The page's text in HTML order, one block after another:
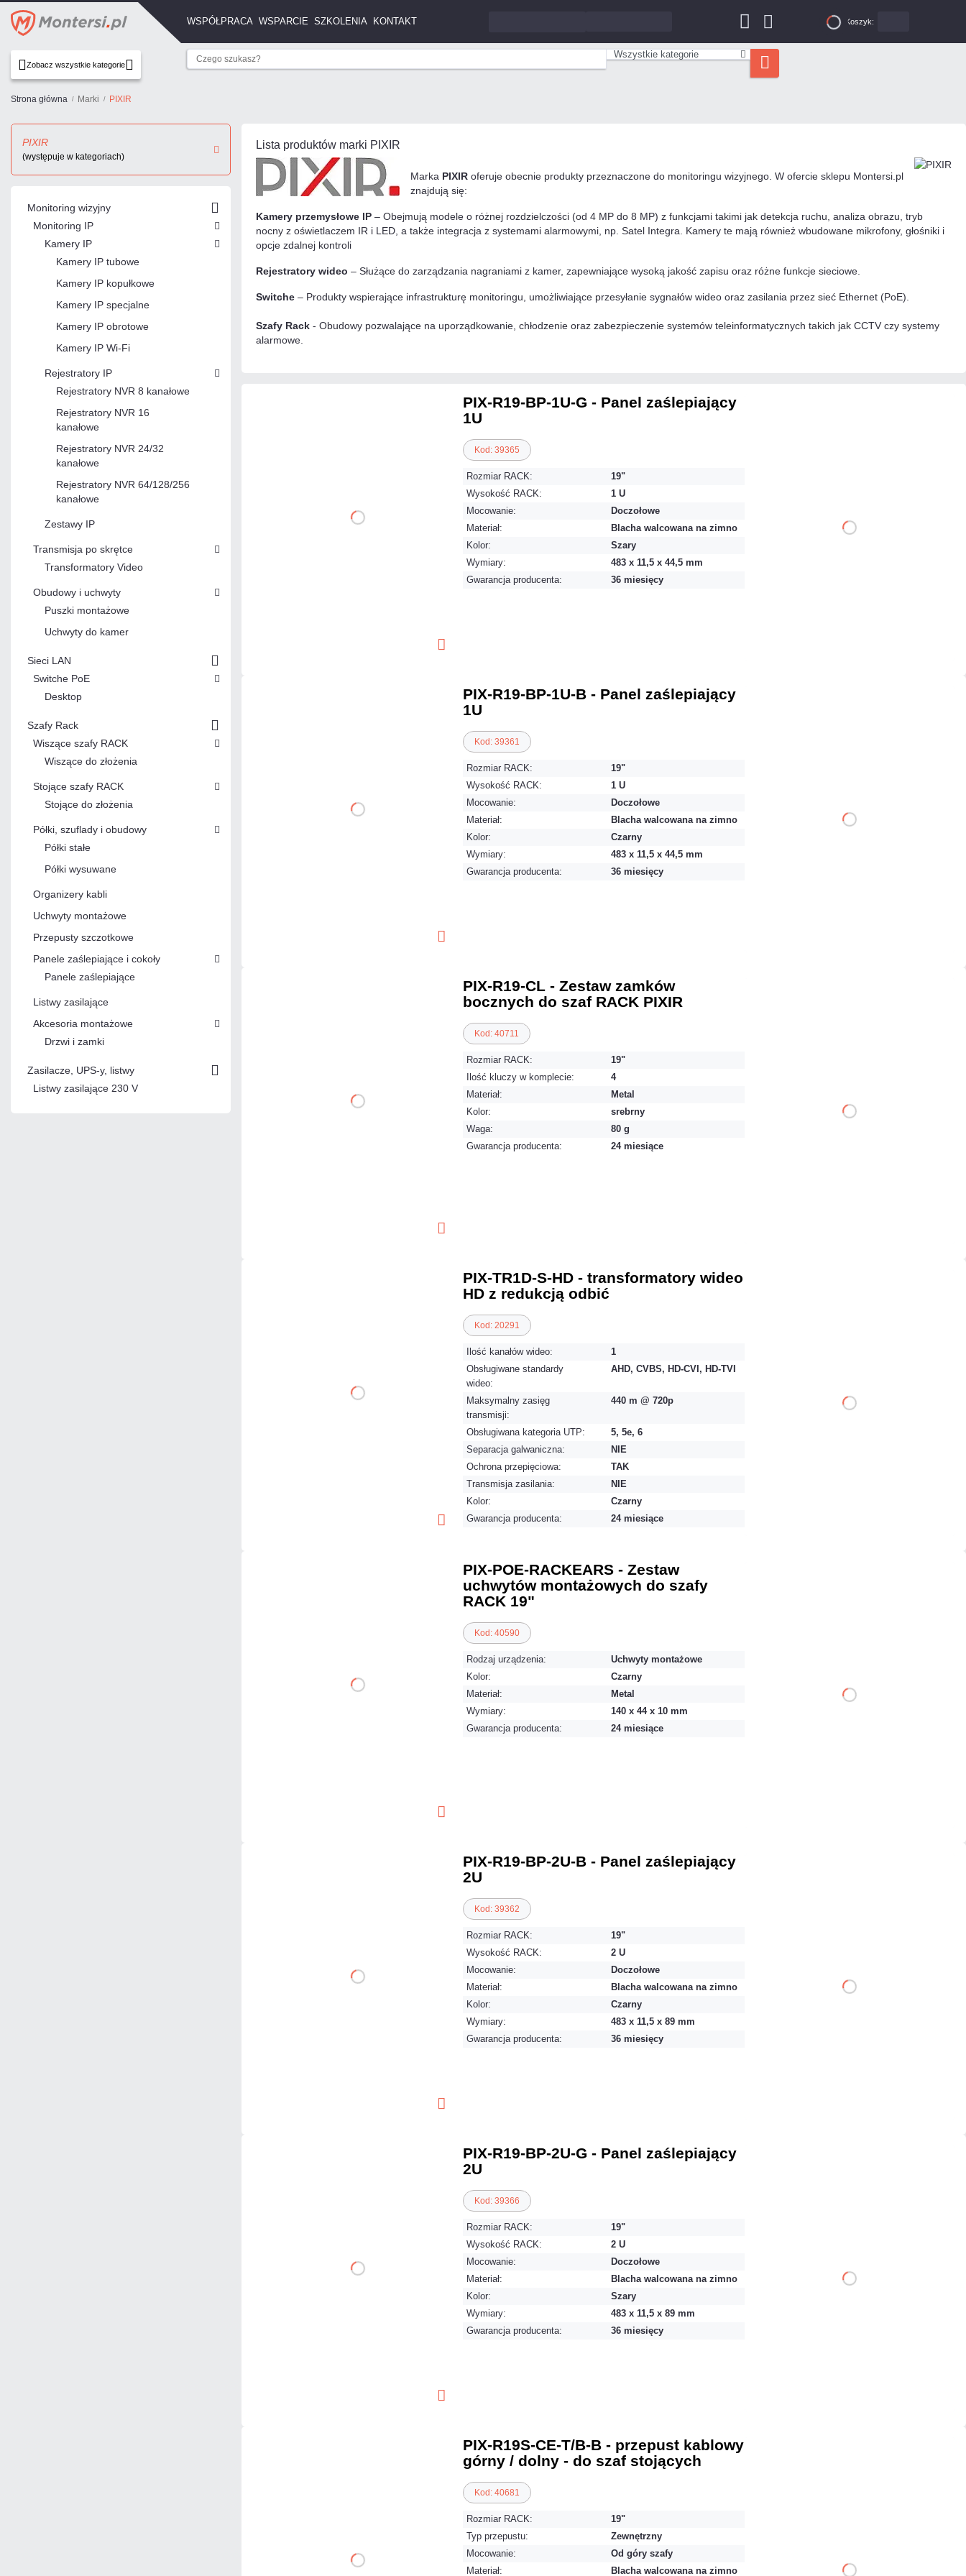
WSPÓŁPRACA WSPARCIE SZKOLENIA KONTAKT 0 Koszyk:
Zobacz wszystkie kategorie
Wszystkie kategorie
Strona główna Marki PIXIR
PIXIR
(występuje w kategoriach)
Monitoring wizyjny
Monitoring IP
Kamery IP
Kamery IP tubowe
Kamery IP kopułkowe
Kamery IP specjalne
Kamery IP obrotowe
Kamery IP Wi-Fi
Rejestratory IP
Rejestratory NVR 8 kanałowe
Rejestratory NVR 16
kanałowe
Rejestratory NVR 24/32
kanałowe
Rejestratory NVR 64/128/256
kanałowe
Zestawy IP
Transmisja po skrętce
Transformatory Video
Obudowy i uchwyty
Puszki montażowe
Uchwyty do kamer
Sieci LAN
Switche PoE
Desktop
Szafy Rack
Wiszące szafy RACK
Wiszące do złożenia
Stojące szafy RACK
Stojące do złożenia
Półki, szuflady i obudowy
Półki stałe
Półki wysuwane
Organizery kabli
Uchwyty montażowe
Przepusty szczotkowe
Panele zaślepiające i cokoły
Panele zaślepiające
Listwy zasilające
Akcesoria montażowe
Drzwi i zamki
Zasilacze, UPS-y, listwy
Listwy zasilające 230 V
Lista produktów marki PIXIR
Marka PIXIR oferuje obecnie produkty przeznaczone do monitoringu wizyjnego. W ofercie sklepu Montersi.pl
znajdują się:
Kamery przemysłowe IP – Obejmują modele o różnej rozdzielczości (od 4 MP do 8 MP) z funkcjami takimi jak detekcja ruchu, analiza obrazu, tryb
nocny z oświetlaczem IR i LED, a także integracja z systemami alarmowymi, np. Satel Integra. Kamery te mają również wbudowane mikrofony, głośniki i
opcje zdalnej kontroli​
Rejestratory wideo – Służące do zarządzania nagraniami z kamer, zapewniające wysoką jakość zapisu oraz różne funkcje sieciowe.
Switche – Produkty wspierające infrastrukturę monitoringu, umożliwiające przesyłanie sygnałów wideo oraz zasilania przez sieć Ethernet (PoE).
Szafy Rack - Obudowy pozwalające na uporządkowanie, chłodzenie oraz zabezpieczenie systemów teleinformatycznych takich jak CCTV czy systemy
alarmowe.
PIX-R19-BP-1U-G - Panel zaślepiający
1U
Kod: 39365
Rozmiar RACK:
19"
Wysokość RACK:
1 U
Mocowanie:
Doczołowe
Materiał:
Blacha walcowana na zimno
Kolor:
Szary
Wymiary:
483 x 11,5 x 44,5 mm
Gwarancja producenta:
36 miesięcy
DO KOSZYKA
PIX-R19-BP-1U-B - Panel zaślepiający
1U
Kod: 39361
Rozmiar RACK:
19"
Wysokość RACK:
1 U
Mocowanie:
Doczołowe
Materiał:
Blacha walcowana na zimno
Kolor:
Czarny
Wymiary:
483 x 11,5 x 44,5 mm
Gwarancja producenta:
36 miesięcy
DO KOSZYKA
PIX-R19-CL - Zestaw zamków
bocznych do szaf RACK PIXIR
Kod: 40711
Rozmiar RACK:
19"
Ilość kluczy w komplecie:
4
Materiał:
Metal
Kolor:
srebrny
Waga:
80 g
Gwarancja producenta:
24 miesiące
DO KOSZYKA
PIX-TR1D-S-HD - transformatory wideo
HD z redukcją odbić
Kod: 20291
Ilość kanałów wideo:
1
Obsługiwane standardy
wideo:
AHD, CVBS, HD-CVI, HD-TVI
Maksymalny zasięg
transmisji:
440 m @ 720p
Obsługiwana kategoria UTP:
5, 5e, 6
Separacja galwaniczna:
NIE
Ochrona przepięciowa:
TAK
Transmisja zasilania:
NIE
Kolor:
Czarny
Gwarancja producenta:
24 miesiące
DO KOSZYKA
PIX-POE-RACKEARS - Zestaw
uchwytów montażowych do szafy
RACK 19"
Kod: 40590
Rodzaj urządzenia:
Uchwyty montażowe
Kolor:
Czarny
Materiał:
Metal
Wymiary:
140 x 44 x 10 mm
Gwarancja producenta:
24 miesiące
DO KOSZYKA
PIX-R19-BP-2U-B - Panel zaślepiający
2U
Kod: 39362
Rozmiar RACK:
19"
Wysokość RACK:
2 U
Mocowanie:
Doczołowe
Materiał:
Blacha walcowana na zimno
Kolor:
Czarny
Wymiary:
483 x 11,5 x 89 mm
Gwarancja producenta:
36 miesięcy
DO KOSZYKA
PIX-R19-BP-2U-G - Panel zaślepiający
2U
Kod: 39366
Rozmiar RACK:
19"
Wysokość RACK:
2 U
Mocowanie:
Doczołowe
Materiał:
Blacha walcowana na zimno
Kolor:
Szary
Wymiary:
483 x 11,5 x 89 mm
Gwarancja producenta:
36 miesięcy
DO KOSZYKA
PIX-R19S-CE-T/B-B - przepust kablowy
górny / dolny - do szaf stojących
Kod: 40681
Rozmiar RACK:
19"
Typ przepustu:
Zewnętrzny
Mocowanie:
Od góry szafy
Materiał:
Blacha walcowana na zimno DO KOSZYKA